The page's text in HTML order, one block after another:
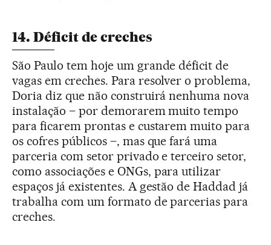
14. Déficit de creches
São Paulo tem hoje um grande déficit de
vagas em creches. Para resolver o problema,
Doria diz que não construirá nenhuma nova
instalação – por demorarem muito tempo
para ficarem prontas e custarem muito para
os cofres públicos –, mas que fará uma
parceria com setor privado e terceiro setor,
como associações e ONGs, para utilizar
espaços já existentes. A gestão de Haddad já
trabalha com um formato de parcerias para
creches.